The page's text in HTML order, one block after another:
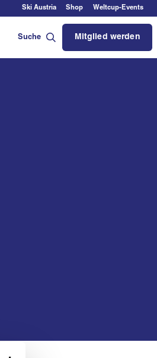
Ski Austria Shop Weltcup-Events
Suche Mitglied werden